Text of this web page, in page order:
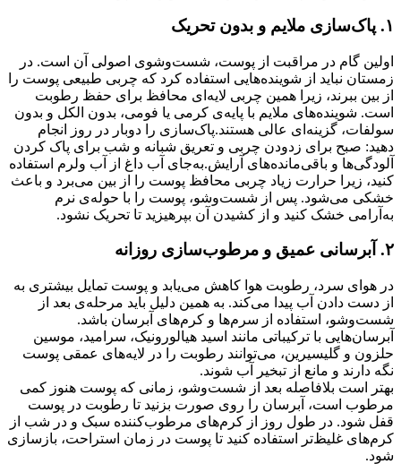
۱. پاک‌سازی ملایم و بدون تحریک
اولین گام در مراقبت از پوست، شست‌وشوی اصولی آن است. در
زمستان نباید از شوینده‌هایی استفاده کرد که چربی طبیعی پوست را
از بین ببرند، زیرا همین چربی لایه‌ای محافظ برای حفظ رطوبت
است. شوینده‌های ملایم با پایه‌ی کرمی یا فومی، بدون الکل و بدون
سولفات، گزینه‌ای عالی هستند.پاک‌سازی را دوبار در روز انجام
دهید: صبح برای زدودن چربی و تعریق شبانه و شب برای پاک کردن
آلودگی‌ها و باقی‌مانده‌های آرایش.به‌جای آب داغ از آب ولرم استفاده
کنید، زیرا حرارت زیاد چربی محافظ پوست را از بین می‌برد و باعث
خشکی می‌شود. پس از شست‌وشو، پوست را با حوله‌ی نرم
به‌آرامی خشک کنید و از کشیدن آن بپرهیزید تا تحریک نشود.
۲. آبرسانی عمیق و مرطوب‌سازی روزانه
در هوای سرد، رطوبت هوا کاهش می‌یابد و پوست تمایل بیشتری به
از دست دادن آب پیدا می‌کند. به همین دلیل باید مرحله‌ی بعد از
شست‌وشو، استفاده از سرم‌ها و کرم‌های آبرسان باشد.
آبرسان‌هایی با ترکیباتی مانند اسید هیالورونیک، سرامید، موسین
حلزون و گلیسیرین، می‌توانند رطوبت را در لایه‌های عمقی پوست
نگه دارند و مانع از تبخیر آب شوند.
بهتر است بلافاصله بعد از شست‌وشو، زمانی که پوست هنوز کمی
مرطوب است، آبرسان را روی صورت بزنید تا رطوبت در پوست
قفل شود. در طول روز از کرم‌های مرطوب‌کننده سبک و در شب از
کرم‌های غلیظ‌تر استفاده کنید تا پوست در زمان استراحت، بازسازی
شود.